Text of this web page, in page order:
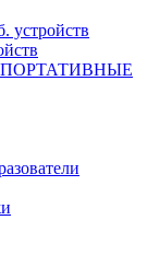
устройств